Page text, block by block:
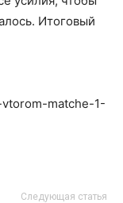
Итоговый
matche-1-
Следующая статья